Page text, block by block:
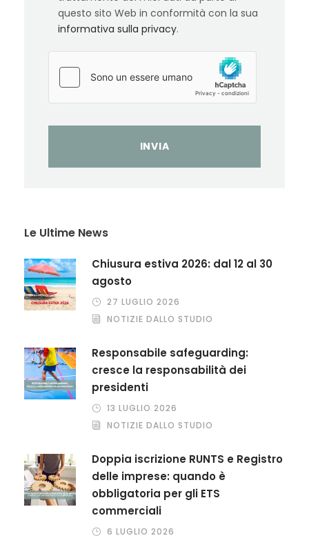
questo sito Web in conformità con la sua
informativa sulla privacy.
Le Ultime News
Chiusura estiva 2026: dal 12 al 30
agosto
27 LUGLIO 2026
NOTIZIE DALLO STUDIO
Responsabile safeguarding:
cresce la responsabilità dei
presidenti
13 LUGLIO 2026
NOTIZIE DALLO STUDIO
Doppia iscrizione RUNTS e Registro
delle imprese: quando è
obbligatoria per gli ETS
commerciali
6 LUGLIO 2026